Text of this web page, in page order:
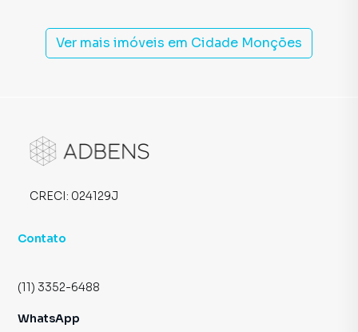
Ver mais imóveis em Cidade Monções
CRECI: 024129J
Contato
(11) 3352-6488
WhatsApp